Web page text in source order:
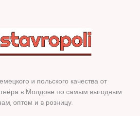
и польского качества от
в Молдове по самым выгодным
оптом и в розницу.